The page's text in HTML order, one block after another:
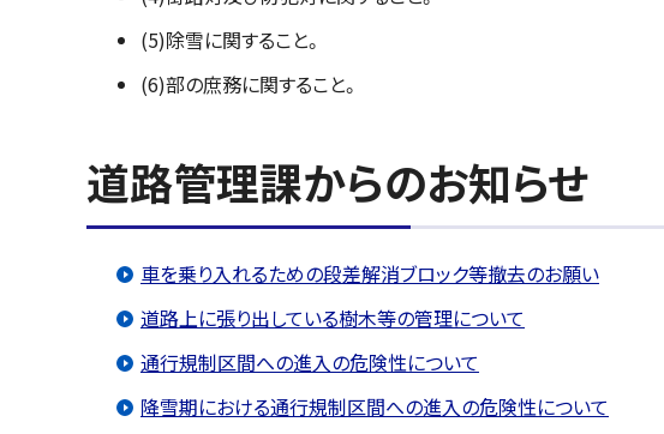
(5)除雪に関すること。
(6)部の庶務に関すること。
道路管理課からのお知らせ
車を乗り入れるための段差解消ブロック等撤去のお願い
道路上に張り出している樹木等の管理について
通行規制区間への進入の危険性について
降雪期における通行規制区間への進入の危険性について